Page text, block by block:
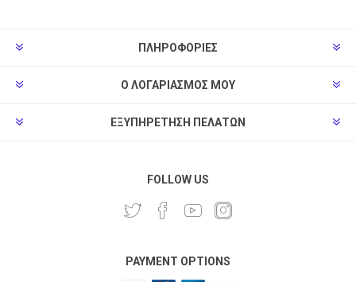
ΠΛΗΡΟΦΟΡΊΕΣ
Ο ΛΟΓΑΡΙΑΣΜΌΣ ΜΟΥ
ΕΞΥΠΗΡΈΤΗΣΗ ΠΕΛΑΤΏΝ
FOLLOW US
PAYMENT OPTIONS